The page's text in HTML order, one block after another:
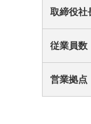
取締役社
従業員数
営業拠点